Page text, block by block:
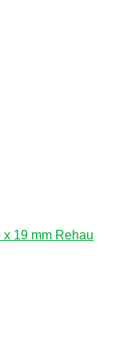
19 mm Rehau